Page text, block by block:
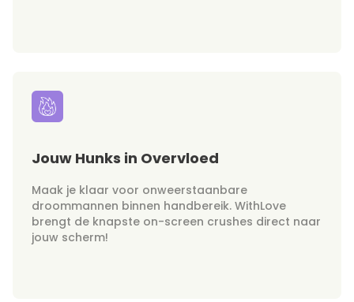
Jouw Hunks in Overvloed
Maak je klaar voor onweerstaanbare
droommannen binnen handbereik. WithLove
brengt de knapste on-screen crushes direct naar
jouw scherm!